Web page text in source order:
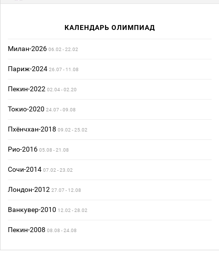
КАЛЕНДАРЬ ОЛИМПИАД
Милан-2026 06.02 - 22.02
Париж-2024 26.07 - 11.08
Пекин-2022 02.04 - 02.20
Токио-2020 24.07 - 09.08
Пхёнчхан-2018 09.02 - 25.02
Рио-2016 05.08 - 21.08
Сочи-2014 07.02 - 23.02
Лондон-2012 27.07 - 12.08
Ванкувер-2010 12.02 - 28.02
Пекин-2008 08.08 - 24.08